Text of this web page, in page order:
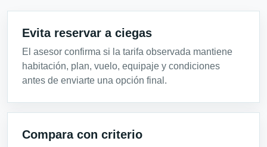
Evita reservar a ciegas
El asesor confirma si la tarifa observada mantiene
habitación, plan, vuelo, equipaje y condiciones
antes de enviarte una opción final.
Compara con criterio